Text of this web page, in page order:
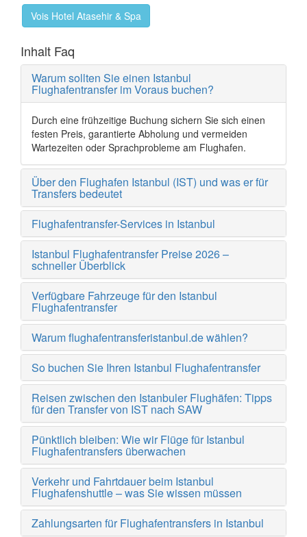
Vois Hotel Atasehir & Spa
Inhalt Faq
Warum sollten Sie einen Istanbul
Flughafentransfer im Voraus buchen?
Durch eine frühzeitige Buchung sichern Sie sich einen
festen Preis, garantierte Abholung und vermeiden
Wartezeiten oder Sprachprobleme am Flughafen.
Über den Flughafen Istanbul (IST) und was er für
Transfers bedeutet
Flughafentransfer-Services in Istanbul
Istanbul Flughafentransfer Preise 2026 –
schneller Überblick
Verfügbare Fahrzeuge für den Istanbul
Flughafentransfer
Warum flughafentransferistanbul.de wählen?
So buchen Sie Ihren Istanbul Flughafentransfer
Reisen zwischen den Istanbuler Flughäfen: Tipps
für den Transfer von IST nach SAW
Pünktlich bleiben: Wie wir Flüge für Istanbul
Flughafentransfers überwachen
Verkehr und Fahrtdauer beim Istanbul
Flughafenshuttle – was Sie wissen müssen
Zahlungsarten für Flughafentransfers in Istanbul